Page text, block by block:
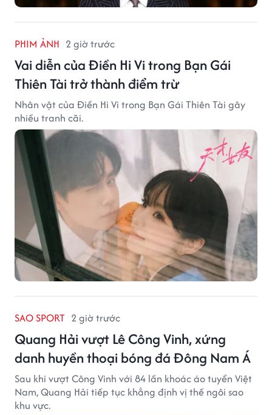
PHIM ẢNH 2 giờ trước
Vai diễn của Điền Hi Vi trong Bạn Gái
Thiên Tài trở thành điểm trừ
Nhân vật của Điền Hi Vi trong Bạn Gái Thiên Tài gây
nhiều tranh cãi.
SAO SPORT 2 giờ trước
Quang Hải vượt Lê Công Vinh, xứng
danh huyền thoại bóng đá Đông Nam Á
Sau khi vượt Công Vinh với 84 lần khoác áo tuyển Việt
Nam, Quang Hải tiếp tục khẳng định vị thế ngôi sao
khu vực.